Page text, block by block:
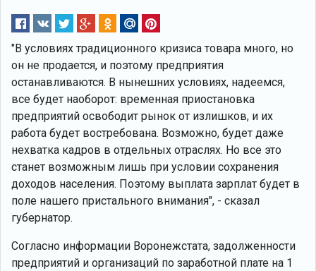
"В условиях традиционного кризиса товара много, но
он не продается, и поэтому предприятия
останавливаются. В нынешних условиях, надеемся,
все будет наоборот: временная приостановка
предприятий освободит рынок от излишков, и их
работа будет востребована. Возможно, будет даже
нехватка кадров в отдельных отраслях. Но все это
станет возможным лишь при условии сохранения
доходов населения. Поэтому выплата зарплат будет в
поле нашего пристального внимания", - сказал
губернатор.
Согласно информации Воронежстата, задолженности
предприятий и организаций по заработной плате на 1